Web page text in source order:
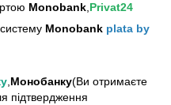
Monobank,Privat24
Monobank plata by
,Монобанку(Ви отримаєте
підтвердження